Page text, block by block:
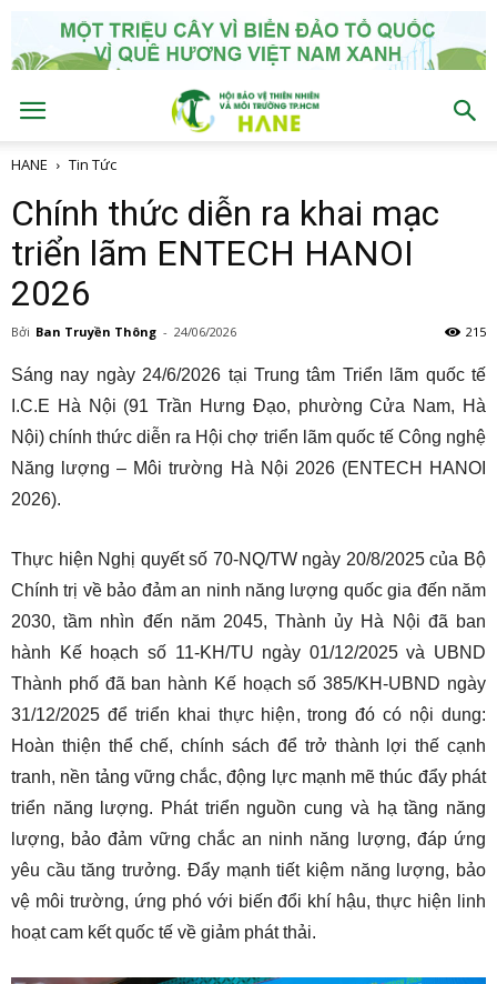
HANE Tin Tức
Chính thức diễn ra khai mạc
triển lãm ENTECH HANOI
2026
Bởi Ban Truyền Thông - 24/06/2026 215
Sáng nay ngày 24/6/2026 tại Trung tâm Triển lãm quốc tế
I.C.E Hà Nội (91 Trần Hưng Đạo, phường Cửa Nam, Hà
Nội) chính thức diễn ra Hội chợ triển lãm quốc tế Công nghệ
Năng lượng – Môi trường Hà Nội 2026 (ENTECH HANOI
2026).
Thực hiện Nghị quyết số 70-NQ/TW ngày 20/8/2025 của Bộ
Chính trị về bảo đảm an ninh năng lượng quốc gia đến năm
2030, tầm nhìn đến năm 2045, Thành ủy Hà Nội đã ban
hành Kế hoạch số 11-KH/TU ngày 01/12/2025 và UBND
Thành phố đã ban hành Kế hoạch số 385/KH-UBND ngày
31/12/2025 để triển khai thực hiện, trong đó có nội dung:
Hoàn thiện thể chế, chính sách để trở thành lợi thế cạnh
tranh, nền tảng vững chắc, động lực mạnh mẽ thúc đẩy phát
triển năng lượng. Phát triển nguồn cung và hạ tầng năng
lượng, bảo đảm vững chắc an ninh năng lượng, đáp ứng
yêu cầu tăng trưởng. Đẩy mạnh tiết kiệm năng lượng, bảo
vệ môi trường, ứng phó với biến đổi khí hậu, thực hiện linh
hoạt cam kết quốc tế về giảm phát thải.